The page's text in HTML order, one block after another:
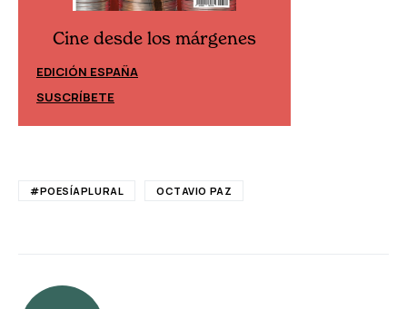
Cine desde los márgenes
EDICIÓN ESPAÑA
SUSCRÍBETE
#POESÍAPLURAL OCTAVIO PAZ